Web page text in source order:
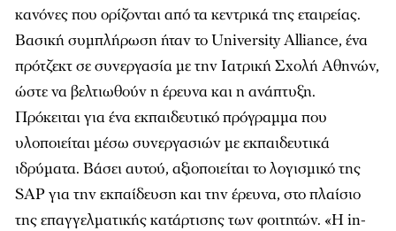
κανόνες που ορίζονται από τα κεντρικά της εταιρείας.
Βασική συµπλήρωση ήταν το University Alliance, ένα
πρότζεκτ σε συνεργασία µε την Ιατρική Σχολή Αθηνών,
ώστε να βελτιωθούν η έρευνα και η ανάπτυξη.
Πρόκειται για ένα εκπαιδευτικό πρόγραµµα που
υλοποιείται µέσω συνεργασιών µε εκπαιδευτικά
ιδρύµατα. Βάσει αυτού, αξιοποιείται το λογισµικό της
SAP για την εκπαίδευση και την έρευνα, στο πλαίσιο
της επαγγελµατικής κατάρτισης των φοιτητών. «Η in-